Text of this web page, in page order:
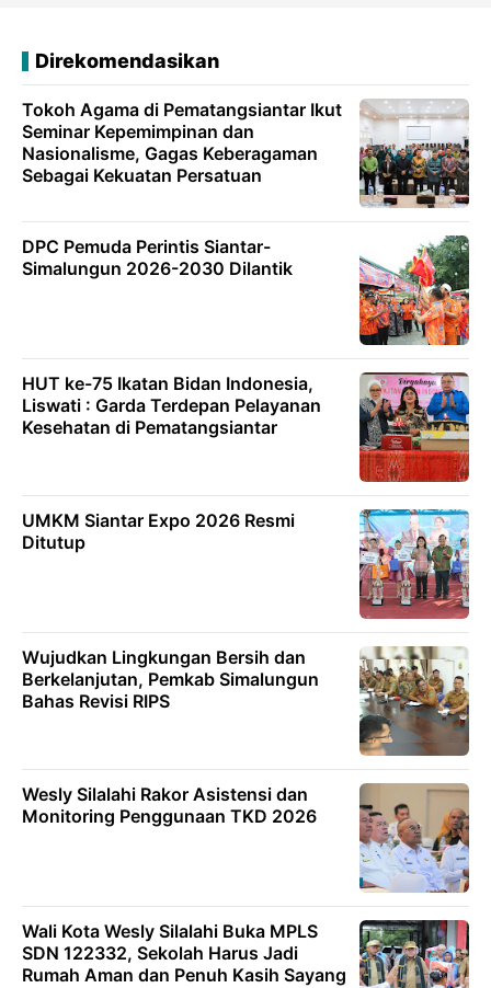
Direkomendasikan
Tokoh Agama di Pematangsiantar Ikut
Seminar Kepemimpinan dan
Nasionalisme, Gagas Keberagaman
Sebagai Kekuatan Persatuan
DPC Pemuda Perintis Siantar-
Simalungun 2026-2030 Dilantik
HUT ke-75 Ikatan Bidan Indonesia,
Liswati : Garda Terdepan Pelayanan
Kesehatan di Pematangsiantar
UMKM Siantar Expo 2026 Resmi
Ditutup
Wujudkan Lingkungan Bersih dan
Berkelanjutan, Pemkab Simalungun
Bahas Revisi RIPS
Wesly Silalahi Rakor Asistensi dan
Monitoring Penggunaan TKD 2026
Wali Kota Wesly Silalahi Buka MPLS
SDN 122332, Sekolah Harus Jadi
Rumah Aman dan Penuh Kasih Sayang